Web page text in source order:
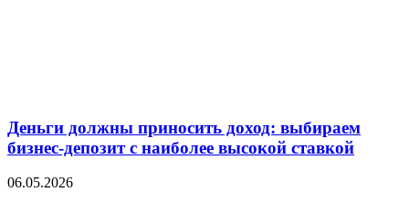
Деньги должны приносить доход: выбираем
бизнес-депозит с наиболее высокой ставкой
06.05.2026